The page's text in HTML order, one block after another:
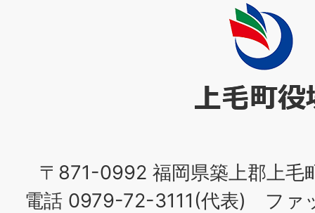
〒871-0992 福岡県築上郡上毛
電話 0979-72-3111(代表) ファ